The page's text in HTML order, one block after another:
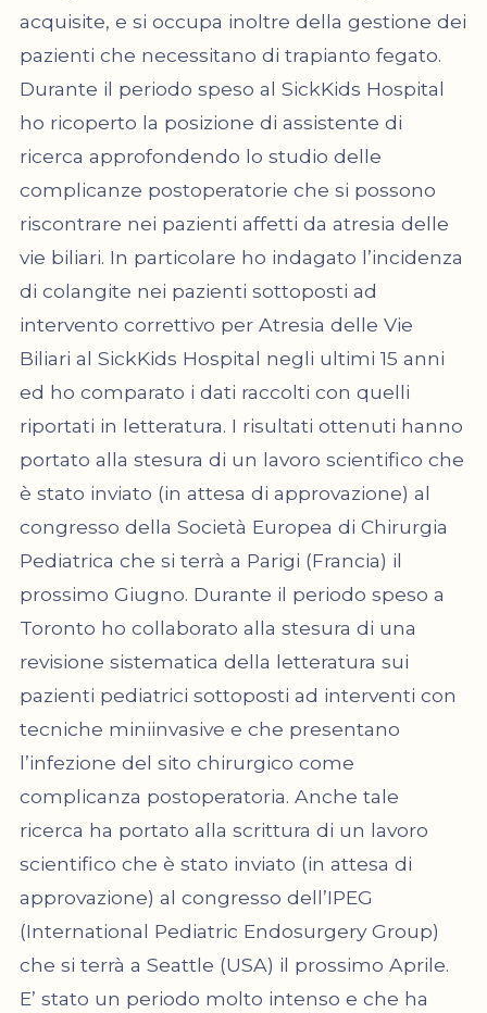
acquisite, e si occupa inoltre della gestione dei
pazienti che necessitano di trapianto fegato.
Durante il periodo speso al SickKids Hospital
ho ricoperto la posizione di assistente di
ricerca approfondendo lo studio delle
complicanze postoperatorie che si possono
riscontrare nei pazienti affetti da atresia delle
vie biliari. In particolare ho indagato l’incidenza
di colangite nei pazienti sottoposti ad
intervento correttivo per Atresia delle Vie
Biliari al SickKids Hospital negli ultimi 15 anni
ed ho comparato i dati raccolti con quelli
riportati in letteratura. I risultati ottenuti hanno
portato alla stesura di un lavoro scientifico che
è stato inviato (in attesa di approvazione) al
congresso della Società Europea di Chirurgia
Pediatrica che si terrà a Parigi (Francia) il
prossimo Giugno. Durante il periodo speso a
Toronto ho collaborato alla stesura di una
revisione sistematica della letteratura sui
pazienti pediatrici sottoposti ad interventi con
tecniche miniinvasive e che presentano
l’infezione del sito chirurgico come
complicanza postoperatoria. Anche tale
ricerca ha portato alla scrittura di un lavoro
scientifico che è stato inviato (in attesa di
approvazione) al congresso dell’IPEG
(International Pediatric Endosurgery Group)
che si terrà a Seattle (USA) il prossimo Aprile.
E’ stato un periodo molto intenso e che ha